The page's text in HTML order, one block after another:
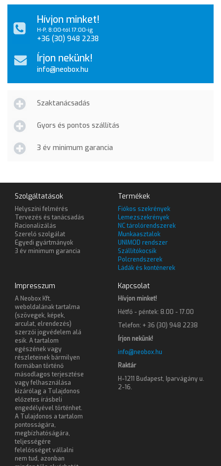
Hívjon minket!
H-P, 8:00-tól 17:00-ig
+36 (30) 948 2238
Írjon nekünk!
info@neobox.hu
Szaktanácsadás
Gyors és pontos szállítás
3 év minimum garancia
Szolgáltatások
Helyszíni felmérés
Tervezés és tanácsadás
Racionalizálás
Szerelő szolgálat
Egyedi gyártmányok
3 év minimum garancia
Termékek
Fiókos szekrények
Lemezszekrények
NC tárolórendszerek
Munkaasztalok
UNIMOD rendszer
Szállítókocsik
Polcrendszerek
Ládák és konténerek
Impresszum
A Neobox Kft.
weboldalának tartalma
(szövegek, képek,
arculat, elrendezés)
szerzői jogvédelem alá
esik. A tartalom
egészének vagy
részleteinek bármilyen
formában történő
másodlagos terjesztése
vagy felhasználása
kizárólag a Tulajdonos
előzetes írásbeli
engedélyével történhet.
A Tulajdonos a tartalom
pontosságára,
megbízhatóságára,
teljességére
felelősséget vállalni
nem tud, azonban
Kapcsolat
Hívjon minket!
Hétfő - péntek: 8.00 - 17.00
Telefon: + 36 (30) 948 2238
Írjon nekünk!
info@neobox.hu
Raktár
H-1211 Budapest, Iparvágány u.
2-16.